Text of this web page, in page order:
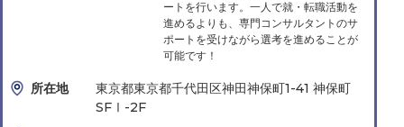
ートを行います。一人で就・転職活動を
進めるよりも、専門コンサルタントのサ
ポートを受けながら選考を進めることが
可能です！
所在地
東京都東京都千代田区神田神保町1-41 神保町
SFⅠ-2F